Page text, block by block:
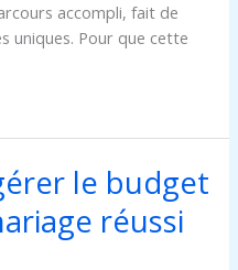
accompli, fait de
uniques. Pour que cette
le budget
réussi